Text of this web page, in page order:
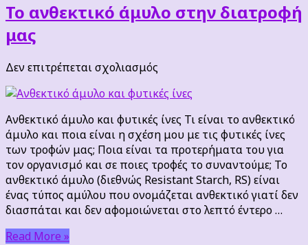
Το ανθεκτικό άμυλο στην διατροφή
μας
Δεν επιτρέπεται σχολιασμός
ανθεκτικό
άμυλο
στην
διατροφή
μας
Ανθεκτικό άμυλο και φυτικές ίνες Τι είναι το ανθεκτικό
άμυλο και ποια είναι η σχέση μου με τις φυτικές ίνες
των τροφών μας; Ποια είναι τα προτερήματα του για
τον οργανισμό και σε ποιες τροφές το συναντούμε; Το
ανθεκτικό άμυλο (διεθνώς Resistant Starch, RS) είναι
ένας τύπος αμύλου που ονομάζεται ανθεκτικό γιατί δεν
διασπάται και δεν αφομοιώνεται στο λεπτό έντερο …
Read More »